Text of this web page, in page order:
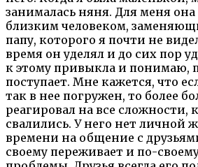
занималась няня. Для меня
близким человеком,
папу, которого я почти не
время он уделял и до сих пор
к этому привыкла и понимаю,
поступает. Мне кажется, что
так в нее погружен, то более
реагировал на все сложности,
свалились. У него нет личной
времени на общение с
своему переживает и по-